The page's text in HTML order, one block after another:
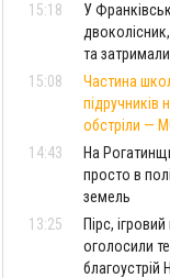
15:18
У
та затримали
15:08
Частина
підручників
обстріли —
14:43
На
просто в
земель
13:25
Пірс,
оголосили
благоустрій